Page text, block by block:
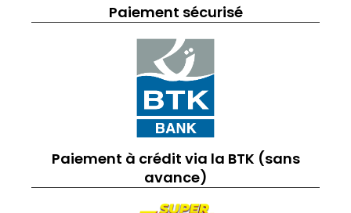
Paiement sécurisé
Paiement à crédit via la BTK (sans
avance)